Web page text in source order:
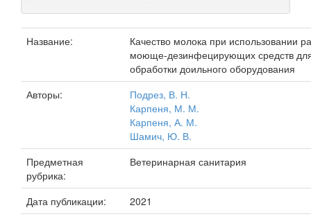
Название:
Качество молока при использовании
моюще-дезинфецирующих средств
обработки доильного оборудования
Авторы:
Подрез, В. Н.
Карпеня, М. М.
Карпеня, А. М.
Шамич, Ю. В.
Предметная
рубрика:
Ветеринарная санитария
Дата публикации:
2021